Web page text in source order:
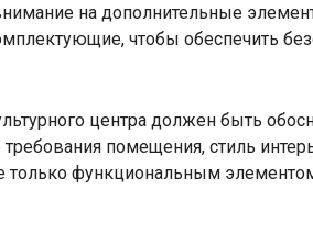
на дополнительные
чтобы обеспечить
центра должен быть
помещения, стиль
только функциональным